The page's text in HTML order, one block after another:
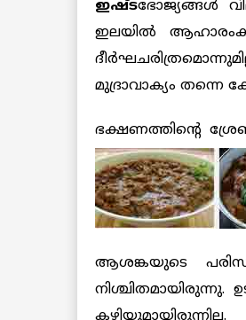
ഇഷ്ടഭോജ്യങ്ങള്‍
ഇലയില്‍
മുദ്രാവാക്യം തന്നെ
ഭക്ഷണത്തിന്റെ
ആശങ്കയുടെ
കഴിയുമായിരുന്നില്ല.